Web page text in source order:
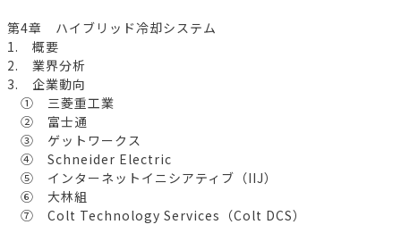
第4章 ハイブリッド冷却システム
1. 概要
2. 業界分析
3. 企業動向
① 三菱重工業
② 富士通
③ ゲットワークス
④ Schneider Electric
⑤ インターネットイニシアティブ（IIJ）
⑥ 大林組
⑦ Colt Technology Services（Colt DCS）